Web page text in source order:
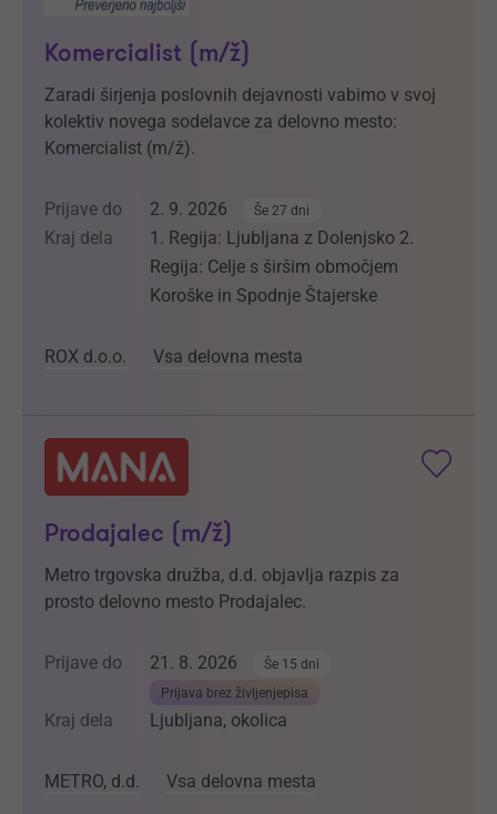
Komercialist (m/ž)
Zaradi širjenja poslovnih dejavnosti vabimo v svoj
kolektiv novega sodelavce za delovno mesto:
Komercialist (m/ž).
Prijave do 2. 9. 2026 Še 27 dni
Kraj dela
1. Regija: Ljubljana z Dolenjsko 2.
Regija: Celje s širšim območjem
Koroške in Spodnje Štajerske
ROX d.o.o. Vsa delovna mesta
Prodajalec (m/ž)
Metro trgovska družba, d.d. objavlja razpis za
prosto delovno mesto Prodajalec.
Prijave do 21. 8. 2026
Še 15 dni
Prijava brez življenjepisa
Kraj dela Ljubljana, okolica
METRO, d.d. Vsa delovna mesta